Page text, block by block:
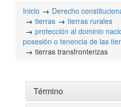
Inicio Derecho
tierras
tierras rurales
protección al dominio
posesión o tenencia de las
tierras transfronterizas
Término